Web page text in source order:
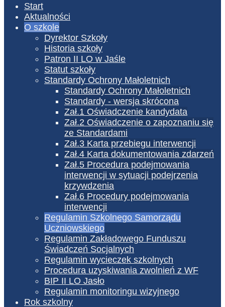
Start
Aktualności
O szkole
Dyrektor Szkoły
Historia szkoły
Patron II LO w Jaśle
Statut szkoły
Standardy Ochrony Małoletnich
Standardy Ochrony Małoletnich
Standardy - wersja skrócona
Zał.1 Oświadczenie kandydata
Zał.2 Oświadczenie o zapoznaniu się
ze Standardami
Zał.3 Karta przebiegu interwencji
Zał.4 Karta dokumentowania zdarzeń
Zał.5 Procedura podejmowania
interwencji w sytuacji podejrzenia
krzywdzenia
Zał.6 Procedury podejmowania
interwencji
Regulamin Szkolnego Samorządu
Uczniowskiego
Regulamin Zakładowego Funduszu
Świadczeń Socjalnych
Regulamin wycieczek szkolnych
Procedura uzyskiwania zwolnień z WF
BIP II LO Jasło
Regulamin monitoringu wizyjnego
Rok szkolny